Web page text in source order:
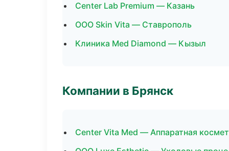
Center Lab Premium — Казань
ООО Skin Vita — Ставрополь
Клиника Med Diamond — Кызыл
Компании в Брянск
Center Vita Med — Аппаратная